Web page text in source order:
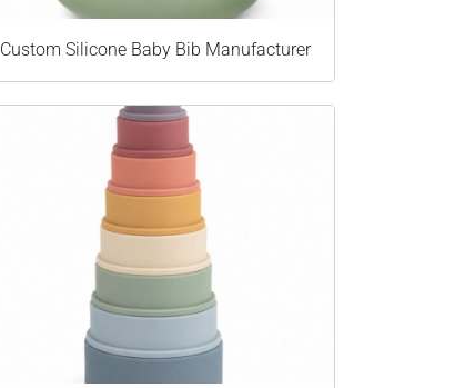
Custom Silicone Baby Bib Manufacturer